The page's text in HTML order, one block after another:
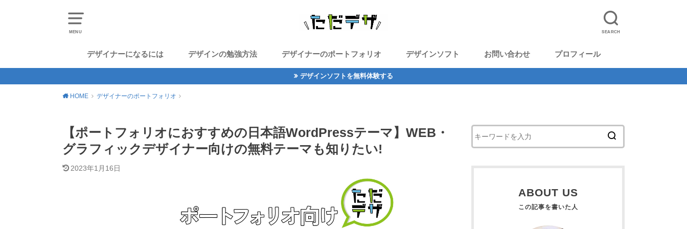
MENU SEARCH
デザイナーになるには デザインの勉強方法 デザイナーのポートフォリオ デザインソフト お問い合わせ プロフィール
デザインソフトを無料体験する
HOME デザイナーのポートフォリオ
【ポートフォリオにおすすめの日本語WordPressテーマ】WEB・
グラフィックデザイナー向けの無料テーマも知りたい!
2023年1月16日
ABOUT US